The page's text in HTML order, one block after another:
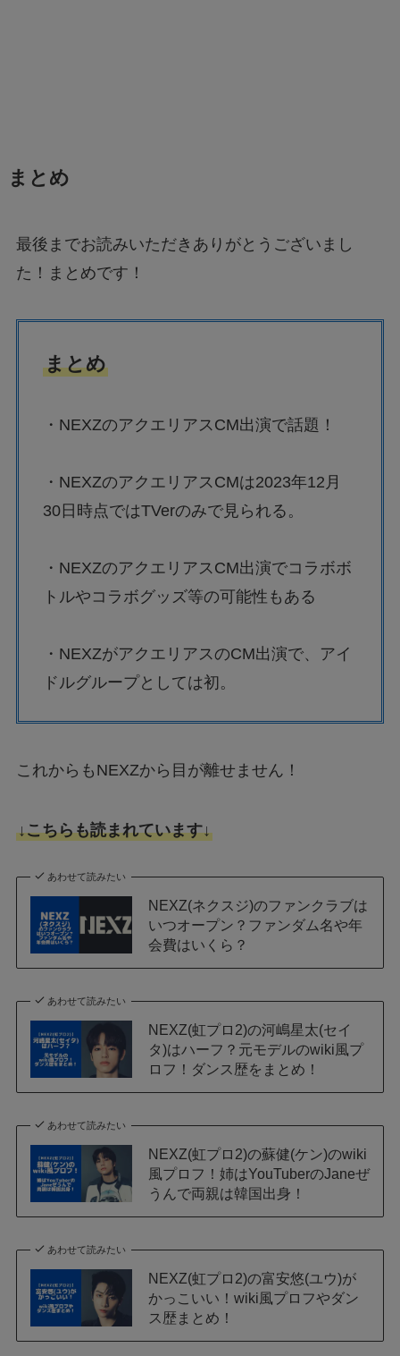
まとめ
最後までお読みいただきありがとうございまし
た！まとめです！
まとめ
・NEXZのアクエリアスCM出演で話題！
・NEXZのアクエリアスCMは2023年12月
30日時点ではTVerのみで見られる。
・NEXZのアクエリアスCM出演でコラボボ
トルやコラボグッズ等の可能性もある
・NEXZがアクエリアスのCM出演で、アイ
ドルグループとしては初。
これからもNEXZから目が離せません！
↓こちらも読まれています↓
あわせて読みたい
NEXZ(ネクスジ)のファンクラブは
いつオープン？ファンダム名や年
会費はいくら？
あわせて読みたい
NEXZ(虹プロ2)の河嶋星太(セイ
タ)はハーフ？元モデルのwiki風プ
ロフ！ダンス歴をまとめ！
あわせて読みたい
NEXZ(虹プロ2)の蘇健(ケン)のwiki
風プロフ！姉はYouTuberのJaneぜ
うんで両親は韓国出身！
あわせて読みたい
NEXZ(虹プロ2)の富安悠(ユウ)が
かっこいい！wiki風プロフやダン
ス歴まとめ！